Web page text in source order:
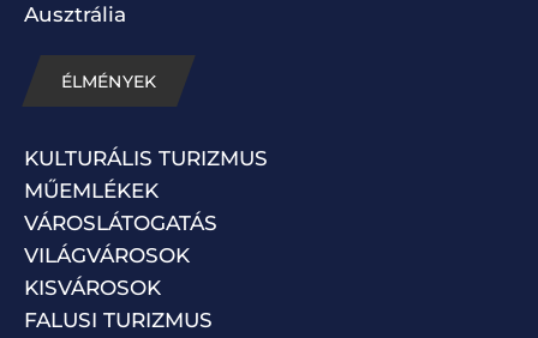
Ausztrália
ÉLMÉNYEK
KULTURÁLIS TURIZMUS
MŰEMLÉKEK
VÁROSLÁTOGATÁS
VILÁGVÁROSOK
KISVÁROSOK
FALUSI TURIZMUS